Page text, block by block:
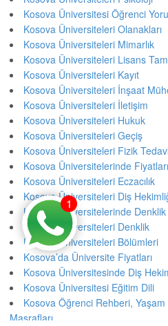
Kosova Üniversitesi Öğrenci
Kosova Üniversiteleri Olanakları
Kosova Üniversiteleri Mimarlık
Kosova Üniversiteleri Lisans
Kosova Üniversiteleri Kayıt
Kosova Üniversiteleri İnşaat
Kosova Üniversiteleri İletişim
Kosova Üniversiteleri Hukuk
Kosova Üniversiteleri Geçiş
Kosova Üniversiteleri Fizik
Kosova Üniversitelerinde Fiyatları
Kosova Üniversiteleri Eczacılık
Kosova Üniversiteleri Diş
Kosova Üniversitelerinde Denklik
Kosova Üniversiteleri Denklik
Kosova Üniversiteleri Bölümleri
Kosova’da Üniversite Fiyatları
Kosova Üniversitesinde Diş
Kosova Üniversitesi Eğitim Dili
Kosova Öğrenci Rehberi,
Masrafları
1